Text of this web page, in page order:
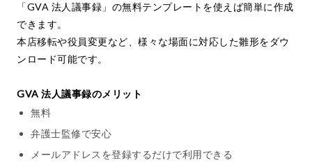
「GVA 法人議事録」の無料テンプレートを使えば簡単に作成
できます。
本店移転や役員変更など、様々な場面に対応した雛形をダウ
ンロード可能です。
GVA 法人議事録のメリット
無料
弁護士監修で安心
メールアドレスを登録するだけで利用できる